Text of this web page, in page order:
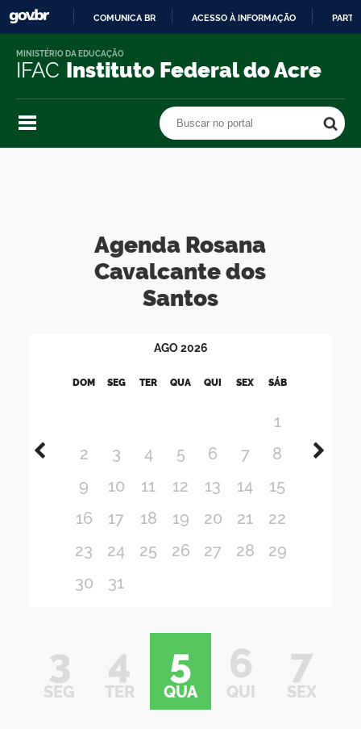
O
COMUNICA BR ACESSO À INFORMAÇÃO
IFAC Instituto Federal do Acre
MINISTÉRIO DA EDUCAÇÃO
Buscar no portal
Agenda Rosana
Cavalcante dos
Santos
AGO 2026
DOM SEG TER QUA QUI SEX SÁB
1
2
3 4 5 6 7
8
9
10 11 12 13 14
15
16
17 18 19 20 21
22
23
24 25 26 27 28
29
30
31
3
SEG
4
TER
5
QUA
6
QUI
7
SEX